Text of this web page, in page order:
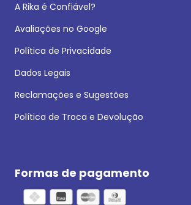
A Rika é Confiável?
Avaliações no Google
Política de Privacidade
Dados Legais
Reclamações e Sugestões
Política de Troca e Devolução
Formas de pagamento